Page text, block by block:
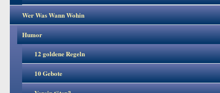
Wer Was Wann Wohin
Humor
12 goldene Regeln
10 Gebote